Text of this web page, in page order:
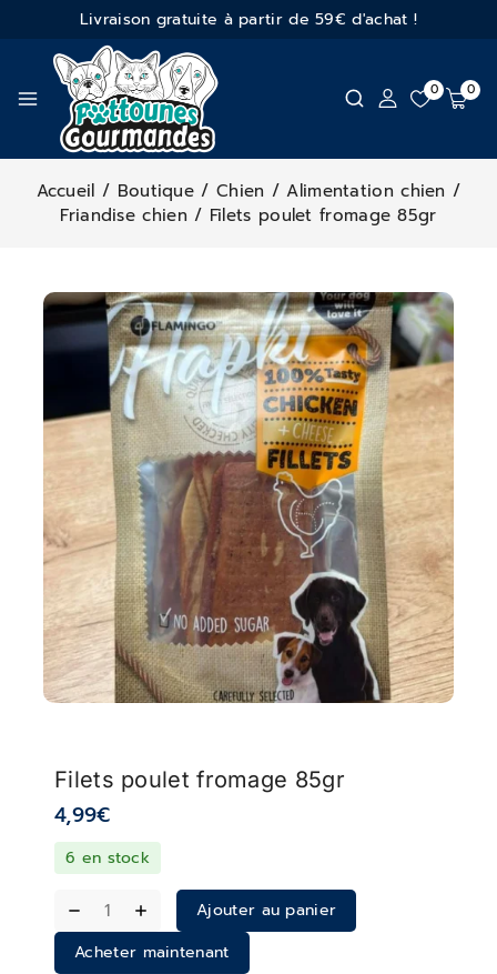
Livraison gratuite à partir de 59€ d'achat !
0 0
Accueil / Boutique / Chien / Alimentation chien /
Friandise chien / Filets poulet fromage 85gr
Filets poulet fromage 85gr
4,99€
6 en stock
Ajouter au panier
Acheter maintenant